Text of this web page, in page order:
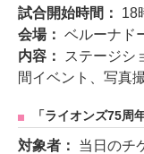
試合開始時間： 18
会場： ベルーナド
内容：
ステージシ
間イベント、写真
「ライオンズ75周
対象者： 当日のチ